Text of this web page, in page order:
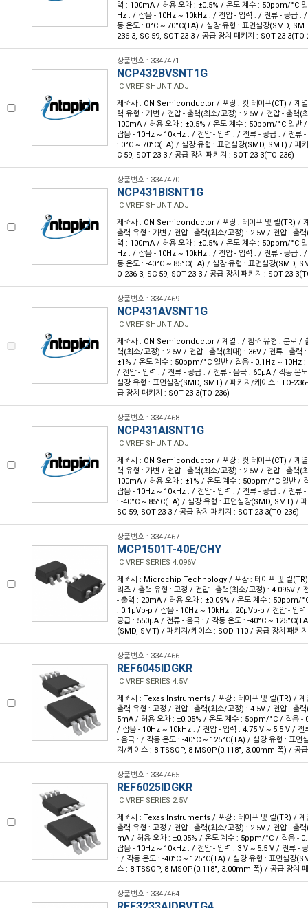
력 : 100mA / 허용 오차 : ±0.5% / 온도 계수 : 50ppm/°C
Hz : / 잡음 - 10Hz ~ 10kHz : / 전압 - 입력 : / 전류 - 공급 :
동 온도 : 0°C ~ 70°C(TA) / 실장 유형 : 표면실장(SMD,
236-3, SC-59, SOT-23-3 / 공급 장치 패키지 : SOT-23-
상품번호 : 3347471
NCP432BVSNT1G
IC VREF SHUNT ADJ
제조사 : ON Semiconductor / 포장 : 컷 테이프(CT) / 계
력 유형 : 가변 / 전압 - 출력(최소/고정) : 2.5V / 전압 - 출력(
100mA / 허용 오차 : ±0.5% / 온도 계수 : 50ppm/°C 일반
잡음 - 10Hz ~ 10kHz : / 전압 - 입력 : / 전류 - 공급 : / 전류
: 0°C ~ 70°C(TA) / 실장 유형 : 표면실장(SMD, SMT) / 패
C-59, SOT-23-3 / 공급 장치 패키지 : SOT-23-3(TO-236)
상품번호 : 3347470
NCP431BISNT1G
IC VREF SHUNT ADJ
제조사 : ON Semiconductor / 포장 : 테이프 및 릴(TR) /
출력 유형 : 가변 / 전압 - 출력(최소/고정) : 2.5V / 전압 - 출
력 : 100mA / 허용 오차 : ±0.5% / 온도 계수 : 50ppm/°C
Hz : / 잡음 - 10Hz ~ 10kHz : / 전압 - 입력 : / 전류 - 공급 :
동 온도 : -40°C ~ 85°C(TA) / 실장 유형 : 표면실장(SMD,
O-236-3, SC-59, SOT-23-3 / 공급 장치 패키지 : SOT-23-
상품번호 : 3347469
NCP431AVSNT1G
IC VREF SHUNT ADJ
제조사 : ON Semiconductor / 계열 : / 참조 유형 : 분로 /
력(최소/고정) : 2.5V / 전압 - 출력(최대) : 36V / 전류 - 출력
±1% / 온도 계수 : 50ppm/°C 일반 / 잡음 - 0.1Hz ~ 10Hz
/ 전압 - 입력 : / 전류 - 공급 : / 전류 - 음극 : 60µA / 작동 온
실장 유형 : 표면실장(SMD, SMT) / 패키지/케이스 : TO-
급 장치 패키지 : SOT-23-3(TO-236)
상품번호 : 3347468
NCP431AISNT1G
IC VREF SHUNT ADJ
제조사 : ON Semiconductor / 포장 : 컷 테이프(CT) / 계
력 유형 : 가변 / 전압 - 출력(최소/고정) : 2.5V / 전압 - 출력(
100mA / 허용 오차 : ±1% / 온도 계수 : 50ppm/°C 일반 /
잡음 - 10Hz ~ 10kHz : / 전압 - 입력 : / 전류 - 공급 : / 전류
: -40°C ~ 85°C(TA) / 실장 유형 : 표면실장(SMD, SMT) /
SC-59, SOT-23-3 / 공급 장치 패키지 : SOT-23-3(TO-236)
상품번호 : 3347467
MCP1501T-40E/CHY
IC VREF SERIES 4.096V
제조사 : Microchip Technology / 포장 : 테이프 및 릴
리즈 / 출력 유형 : 고정 / 전압 - 출력(최소/고정) : 4.096V /
- 출력 : 20mA / 허용 오차 : ±0.09% / 온도 계수 : 50ppm/
: 0.1µVp-p / 잡음 - 10Hz ~ 10kHz : 20µVp-p / 전압 - 입력
공급 : 550µA / 전류 - 음극 : / 작동 온도 : -40°C ~
(SMD, SMT) / 패키지/케이스 : SOD-110 / 공급 장치 패키
상품번호 : 3347466
REF6045IDGKR
IC VREF SERIES 4.5V
제조사 : Texas Instruments / 포장 : 테이프 및 릴(TR) / 계
출력 유형 : 고정 / 전압 - 출력(최소/고정) : 4.5V / 전압 - 출
5mA / 허용 오차 : ±0.05% / 온도 계수 : 5ppm/°C / 잡음
/ 잡음 - 10Hz ~ 10kHz : / 전압 - 입력 : 4.75 V ~ 5.5 V / 전
- 음극 : / 작동 온도 : -40°C ~ 125°C(TA) / 실장 유형 : 표면
지/케이스 : 8-TSSOP, 8-MSOP(0.118", 3.00mm 폭) / 공
상품번호 : 3347465
REF6025IDGKR
IC VREF SERIES 2.5V
제조사 : Texas Instruments / 포장 : 테이프 및 릴(TR) / 계
출력 유형 : 고정 / 전압 - 출력(최소/고정) : 2.5V / 전압 - 출
mA / 허용 오차 : ±0.05% / 온도 계수 : 5ppm/°C / 잡음 -
잡음 - 10Hz ~ 10kHz : / 전압 - 입력 : 3 V ~ 5.5 V / 전류 -
: / 작동 온도 : -40°C ~ 125°C(TA) / 실장 유형 : 표면실장
스 : 8-TSSOP, 8-MSOP(0.118", 3.00mm 폭) / 공급 장치
상품번호 : 3347464